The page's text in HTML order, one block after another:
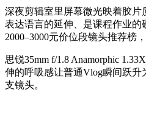
深夜剪辑室里屏幕微光映着胶
表达语言的延伸、是课程作业
2000–3000元价位段镜头推荐榜
思锐35mm f/1.8 Anamorphic
伸的呼吸感让普通Vlog瞬间跃
支镜头。